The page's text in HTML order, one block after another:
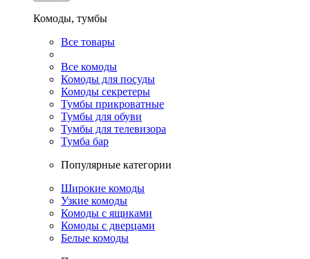
Комоды, тумбы
Все товары
Все комоды
Комоды для посуды
Комоды секретеры
Тумбы прикроватные
Тумбы для обуви
Тумбы для телевизора
Тумба бар
Популярные категории
Широкие комоды
Узкие комоды
Комоды с ящиками
Комоды с дверцами
Белые комоды